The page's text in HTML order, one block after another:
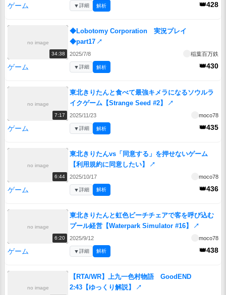
ゲーム 👑428
▼詳細 解析
no image
34:38
◆Lobotomy Corporation 実況プレイ
◆part17 ↗
2025/7/8 稲葉百万鉄
ゲーム 👑430
▼詳細 解析
no image
7:17
東北きりたんと食べて最強キメラになるソウルラ
イクゲーム【Strange Seed #2】
↗
2025/11/23 moco78
ゲーム 👑435
▼詳細 解析
no image
6:44
東北きりたんvs「同意する」を押せないゲーム
【利用規約に同意したい】
↗
2025/10/17 moco78
ゲーム 👑436
▼詳細 解析
no image
6:20
東北きりたんと虹色ビーチチェアで客を呼び込む
プール経営【Waterpark Simulator #16】
↗
2025/9/12 moco78
ゲーム 👑438
▼詳細 解析
no image
【RTA/WR】上九一色村物語 GoodEND
2:43【ゆっくり解説】
↗